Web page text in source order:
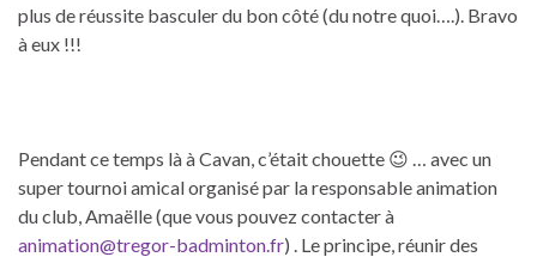
plus de réussite basculer du bon côté (du notre quoi….). Bravo
à eux !!!
Pendant ce temps là à Cavan, c’était chouette 😉 … avec un
super tournoi amical organisé par la responsable animation
du club, Amaëlle (que vous pouvez contacter à
animation@tregor-badminton.fr) . Le principe, réunir des